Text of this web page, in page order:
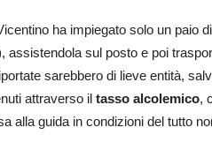
ha impiegato solo un paio
assistendola sul posto e poi
sarebbero di lieve entità,
attraverso il tasso alcolemico,
alla guida in condizioni del tutto